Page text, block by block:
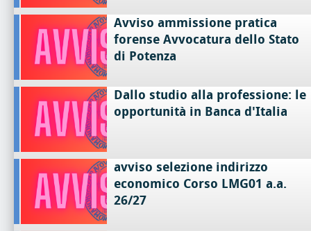
Avviso ammissione pratica
forense Avvocatura dello Stato
di Potenza
Dallo studio alla professione: le
opportunità in Banca d'Italia
avviso selezione indirizzo
economico Corso LMG01 a.a.
26/27